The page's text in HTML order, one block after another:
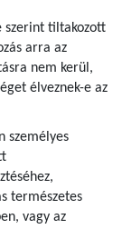
szerint tiltakozott
arra az
nem kerül,
élveznek-e az
személyes
természetes
vagy az